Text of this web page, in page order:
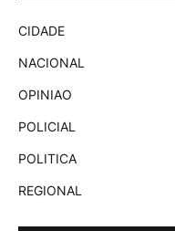
CIDADE
NACIONAL
OPINIAO
POLICIAL
POLITICA
REGIONAL